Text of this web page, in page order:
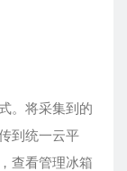
。将采集到的
到统一云平
查看管理冰箱